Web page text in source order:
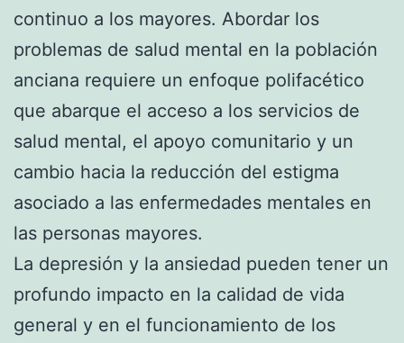
continuo a los mayores. Abordar los
problemas de salud mental en la población
anciana requiere un enfoque polifacético
que abarque el acceso a los servicios de
salud mental, el apoyo comunitario y un
cambio hacia la reducción del estigma
asociado a las enfermedades mentales en
las personas mayores.
La depresión y la ansiedad pueden tener un
profundo impacto en la calidad de vida
general y en el funcionamiento de los